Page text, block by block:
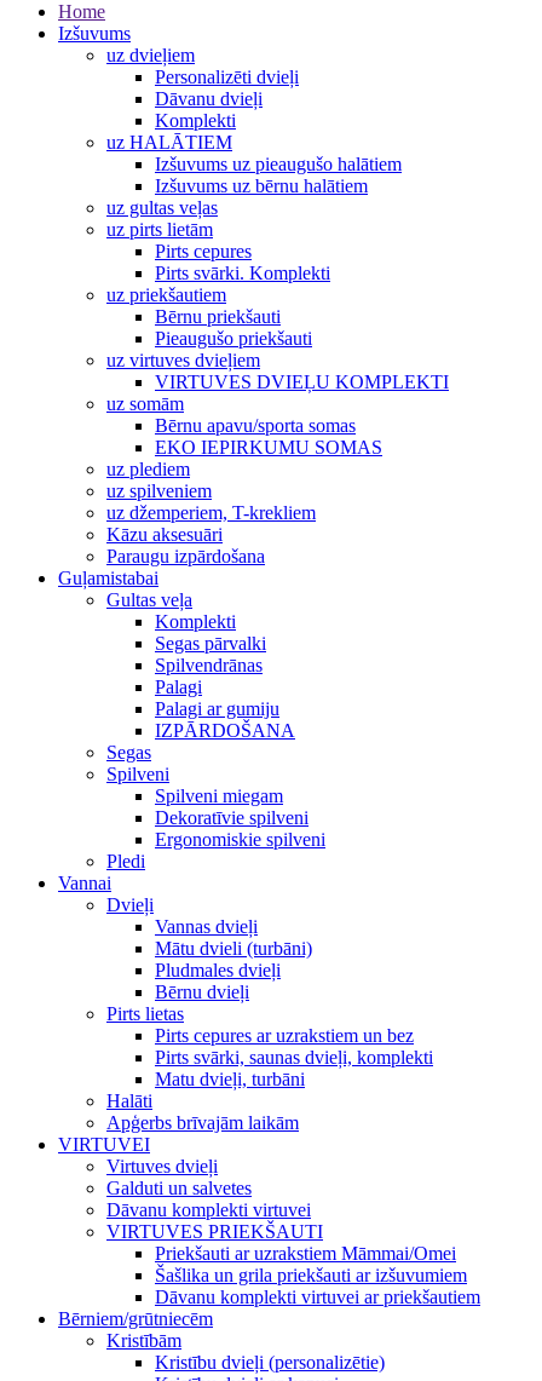
Home
Izšuvums
uz dvieļiem
Personalizēti dvieļi
Dāvanu dvieļi
Komplekti
uz HALĀTIEM
Izšuvums uz pieaugušo halātiem
Izšuvums uz bērnu halātiem
uz gultas veļas
uz pirts lietām
Pirts cepures
Pirts svārki. Komplekti
uz priekšautiem
Bērnu priekšauti
Pieaugušo priekšauti
uz virtuves dvieļiem
VIRTUVES DVIEĻU KOMPLEKTI
uz somām
Bērnu apavu/sporta somas
EKO IEPIRKUMU SOMAS
uz plediem
uz spilveniem
uz džemperiem, T-krekliem
Kāzu aksesuāri
Paraugu izpārdošana
Guļamistabai
Gultas veļa
Komplekti
Segas pārvalki
Spilvendrānas
Palagi
Palagi ar gumiju
IZPĀRDOŠANA
Segas
Spilveni
Spilveni miegam
Dekoratīvie spilveni
Ergonomiskie spilveni
Pledi
Vannai
Dvieļi
Vannas dvieļi
Mātu dvieli (turbāni)
Pludmales dvieļi
Bērnu dvieļi
Pirts lietas
Pirts cepures ar uzrakstiem un bez
Pirts svārki, saunas dvieļi, komplekti
Matu dvieļi, turbāni
Halāti
Apģerbs brīvajām laikām
VIRTUVEI
Virtuves dvieļi
Galduti un salvetes
Dāvanu komplekti virtuvei
VIRTUVES PRIEKŠAUTI
Priekšauti ar uzrakstiem Māmmai/Omei
Šašlika un grila priekšauti ar izšuvumiem
Dāvanu komplekti virtuvei ar priekšautiem
Bērniem/grūtniecēm
Kristībām
Kristību dvieļi (personalizētie)